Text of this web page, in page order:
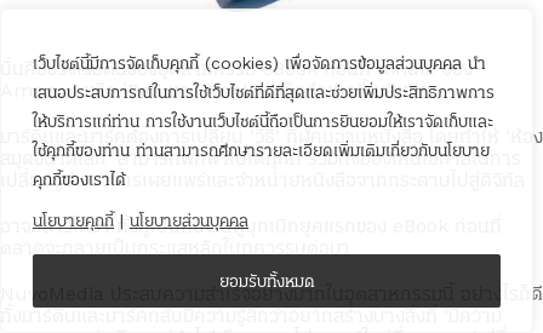
เว็บไซต์นี้มีการจัดเก็บคุกกี้ (cookies) เพื่อจัดการข้อมูลส่วนบุคคล นำ
เสนอประสบการณ์ในการใช้เว็บไซต์ที่ดีที่สุดและช่วยเพิ่มประสิทธิภาพการ
ให้บริการแก่ท่าน การใช้งานเว็บไซต์นี้ถือเป็นการยินยอมให้เราจัดเก็บและ
ใช้คุกกี้ของท่าน ท่านสามารถศึกษารายละเอียดเพิ่มเติมเกี่ยวกับนโยบาย
คุกกี้ของเราได้
นโยบายคุกกี้ | นโยบายส่วนบุคคล
ยอมรับทั้งหมด
นั่นคือช่วงเริ่มต้นของอุตสาหกรรม eBook ก่อนที่ Kindle ของ
Amazon หรือ iPad ของ Apple จะถือกำเนิดขึ้นเสียอีก
มาร์ตินและมาร์คต้องการเปลี่ยน ‘วิธี’ ที่ผู้คนอ่านหนังสือ โดยทำให้ ‘ห้อง
สมุดขนาดเล็ก’ สามารถพกพาไปได้ทุกที่ รวมถึงมองเห็นโอกาสในการ
เปลี่ยนรูปแบบการเผยแพร่และจำหน่ายหนังสือจากกระดาษไปสู่ดิจิทัล
อาจกล่าวได้ว่า ทั้งคู่เป็นหนึ่งในผู้บุกเบิกยุคแรกของ eBook ก่อนที่
NuvoMedia ประสบความสำเร็จอย่างมากในอุตสาหกรรมนี้ อย่างไรก็ดี
ทั้งมาร์ตินและมาร์คกลับมีความรู้สึกว่าอยากสร้างบางสิ่งที่ ‘มีความ